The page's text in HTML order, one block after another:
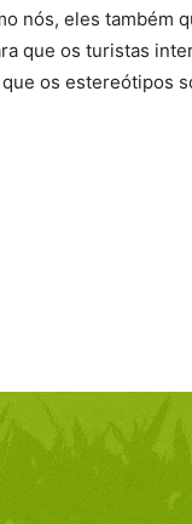
nós, eles também
que os turistas
os estereótipos